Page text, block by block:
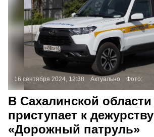
16 сентября 2024, 12:38 Актуально Фото:
В Сахалинской области
приступает к дежурству
«Дорожный патруль»